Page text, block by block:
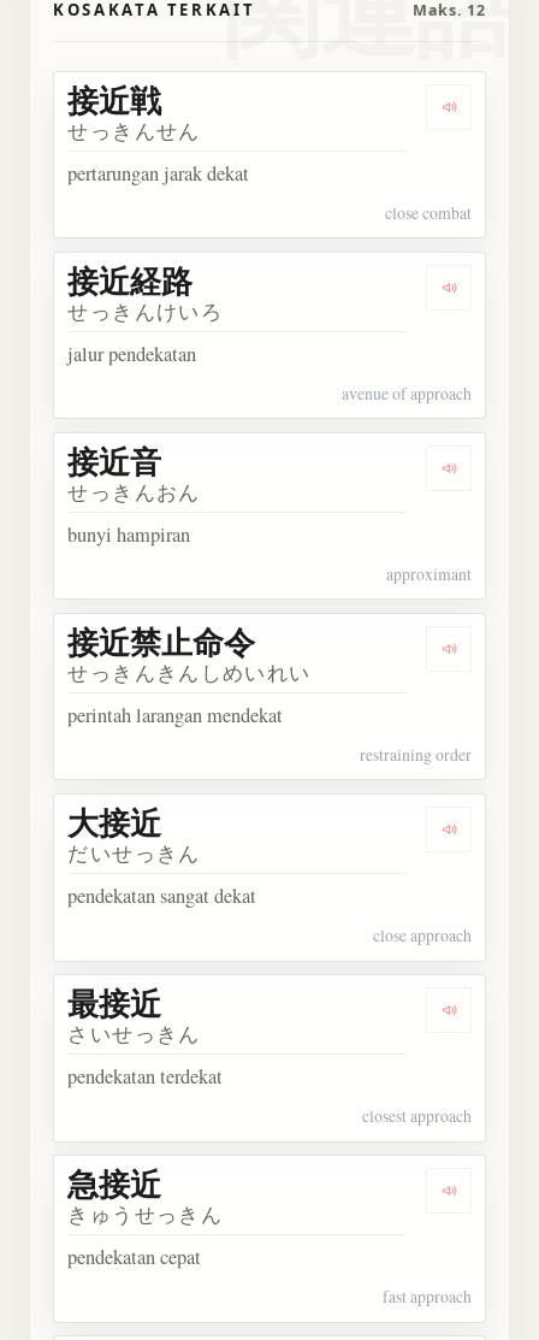
KOSAKATA TERKAIT Maks. 12
接近戦
せっきんせん
pertarungan jarak dekat
close combat
接近経路
せっきんけいろ
jalur pendekatan
avenue of approach
接近音
せっきんおん
bunyi hampiran
approximant
接近禁止命令
せっきんきんしめいれい
perintah larangan mendekat
restraining order
大接近
だいせっきん
pendekatan sangat dekat
close approach
最接近
さいせっきん
pendekatan terdekat
closest approach
急接近
きゅうせっきん
pendekatan cepat
fast approach